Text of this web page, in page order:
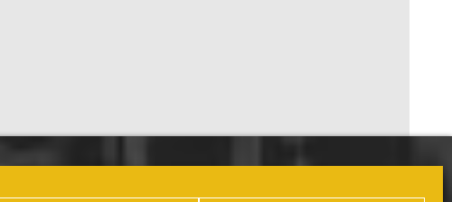
PHOTOS / WEB TV PARTENAIRES